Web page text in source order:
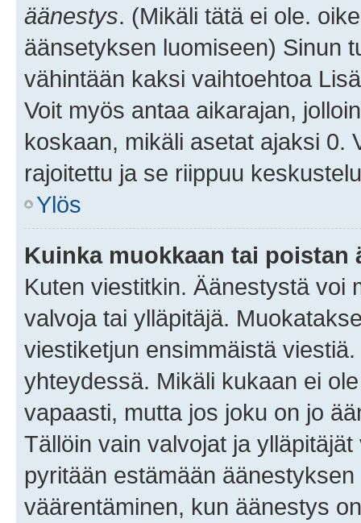
äänestys. (Mikäli tätä ei ole.
äänsetyksen luomiseen) Sinun
vähintään kaksi vaihtoehtoa
Voit myös antaa aikarajan,
koskaan, mikäli asetat ajaksi 0.
rajoitettu ja se riippuu
Ylös
Kuinka muokkaan tai poistan
Kuten viestitkin. Äänestystä voi
valvoja tai ylläpitäjä.
viestiketjun ensimmäistä
yhteydessä. Mikäli kukaan ei
vapaasti, mutta jos joku on jo
Tällöin vain valvojat ja
pyritään estämään
väärentäminen, kun äänestys